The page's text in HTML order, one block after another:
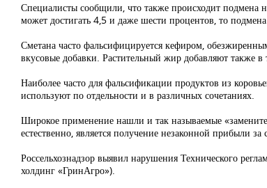
Специалисты сообщили, что также происходит подмена
может достигать 4,5 и даже шести процентов, то
Сметана часто фальсифицируется кефиром,
вкусовые добавки. Растительный жир добавляют также в
Наиболее часто для фальсификации продуктов из
используют по отдельности и в различных сочетаниях.
Широкое применение нашли и так называемые
естественно, является получение незаконной прибыли
Россельхознадзор выявил нарушения Технического
холдинг «ГринАгро»).